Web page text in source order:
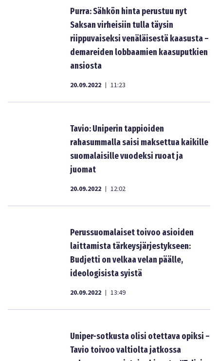
Purra: Sähkön hinta perustuu nyt
Saksan virheisiin tulla täysin
riippuvaiseksi venäläisestä kaasusta –
demareiden lobbaamien kaasuputkien
ansiosta
20.09.2022 | 11:23
Tavio: Uniperin tappioiden
rahasummalla saisi maksettua kaikille
suomalaisille vuodeksi ruoat ja
juomat
20.09.2022 | 12:02
Perussuomalaiset toivoo asioiden
laittamista tärkeysjärjestykseen:
Budjetti on velkaa velan päälle,
ideologisista syistä
20.09.2022 | 13:49
Uniper-sotkusta olisi otettava opiksi –
Tavio toivoo valtiolta jatkossa